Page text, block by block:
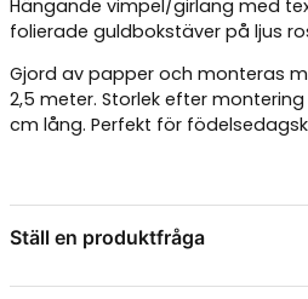
Hängande vimpel/girlang med
folierade guldbokstäver på ljus
Gjord av papper och monteras
2,5 meter. Storlek efter
cm lång. Perfekt för
Ställ en produktfråga